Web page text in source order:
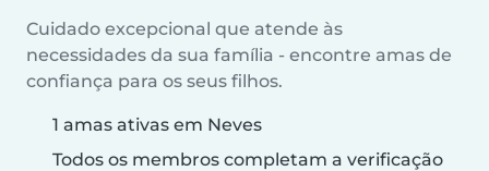
Cuidado excepcional que atende às
necessidades da sua família - encontre amas de
confiança para os seus filhos.
1 amas ativas em Neves
Todos os membros completam a verificação